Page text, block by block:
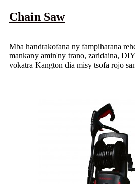
Chain Saw
Mba handrakofana ny fampiharana
mankany amin'ny trano, zaridaina,
vokatra Kangton dia misy tsofa rojo